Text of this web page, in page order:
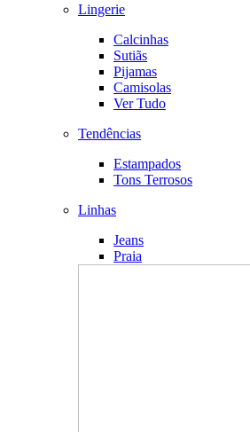
Lingerie
Calcinhas
Sutiãs
Pijamas
Camisolas
Ver Tudo
Tendências
Estampados
Tons Terrosos
Linhas
Jeans
Praia